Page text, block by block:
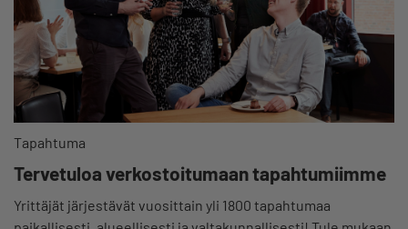
Tapahtuma
Tervetuloa verkostoitumaan tapahtumiimme
Yrittäjät järjestävät vuosittain yli 1800 tapahtumaa